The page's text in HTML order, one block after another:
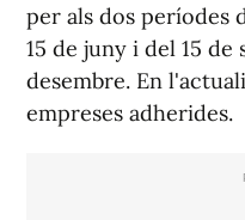
per als dos períodes
15 de juny i del 15 de
desembre. En
empreses adherides.